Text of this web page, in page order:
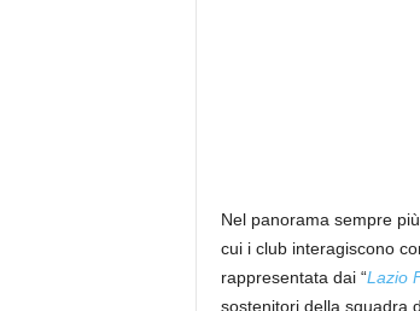
Nel panorama sempre
cui i club interagiscono
rappresentata dai “Lazio
sostenitori della squadra